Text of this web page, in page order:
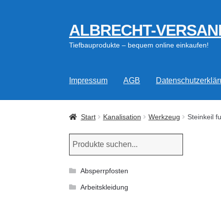
Zur
Navigation
springen
Zum
Inhalt
springen
ALBRECHT-
Tiefbauprodukte – bequem online einkaufen!
Impressum AGB
Start Kanalisation Werkzeug Steinkeil
Absperrpfosten
Arbeitskleidung